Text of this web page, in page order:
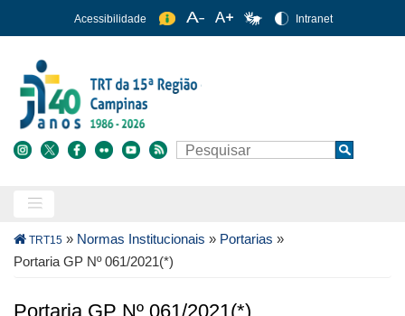
para
conteúdo
principal
Acessibilidade Intranet
Buscar Search
Trilha
de
TRT15 » Normas Institucionais » Portarias »
Portaria GP Nº 061/2021(*)
Portaria GP Nº 061/2021(*)